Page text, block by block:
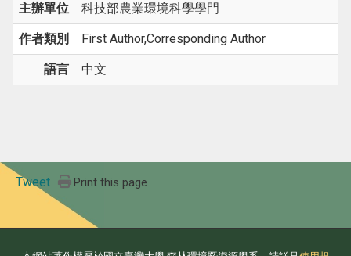
主辦單位 科技部農業環境科學學門
作者類別 First Author,Corresponding Author
語言 中文
Tweet Print this page